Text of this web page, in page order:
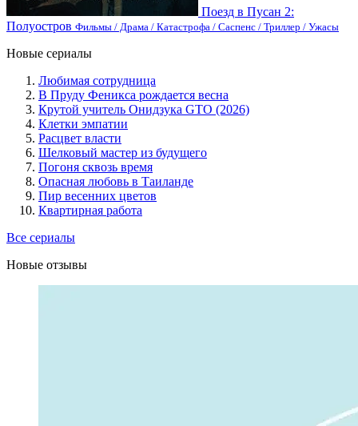
Поезд в Пусан 2:
Полуостров Фильмы / Драма / Катастрофа / Саспенс / Триллер / Ужасы
Новые сериалы
Любимая сотрудница
В Пруду Феникса рождается весна
Крутой учитель Онидзука GTO (2026)
Клетки эмпатии
Расцвет власти
Шелковый мастер из будущего
Погоня сквозь время
Опасная любовь в Таиланде
Пир весенних цветов
Квартирная работа
Все сериалы
Новые отзывы